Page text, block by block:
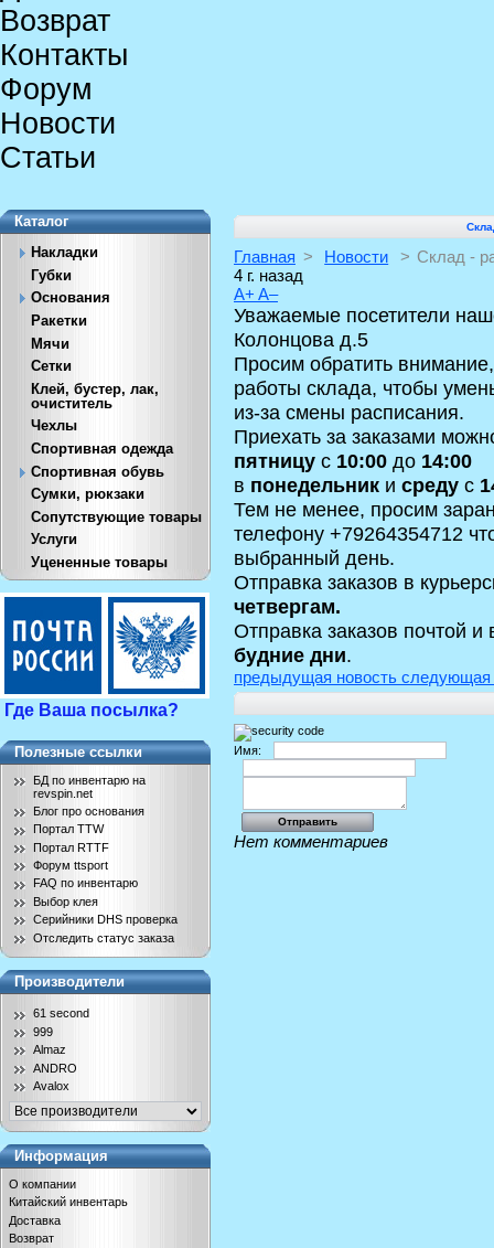
Возврат
Контакты
Форум
Новости
Статьи
Каталог
Накладки
Губки
Основания
Ракетки
Мячи
Сетки
Клей, бустер, лак,
очиститель
Чехлы
Спортивная одежда
Спортивная обувь
Сумки, рюкзаки
Сопутствующие товары
Услуги
Уцененные товары
Где Ваша посылка?
Полезные ссылки
БД по инвентарю на
revspin.net
Блог про основания
Портал TTW
Портал RTTF
Форум ttsport
FAQ по инвентарю
Выбор клея
Серийники DHS проверка
Отследить статус заказа
Производители
61 second
999
Almaz
ANDRO
Avalox
Информация
О компании
Китайский инвентарь
Доставка
Возврат
Главная > Новости > Склад -
4 г. назад
A+ A–
Уважаемые посетители
Колонцова д.5
Просим обратить
работы склада, чтобы
из-за смены расписания.
Приехать за заказами
пятницу с 10:00 до 14:00
в понедельник и среду с
Тем не менее, просим
телефону +79264354712
выбранный день.
Отправка заказов в
четвергам.
Отправка заказов почтой
будние дни.
предыдущая новость следующая
Имя:
Нет комментариев